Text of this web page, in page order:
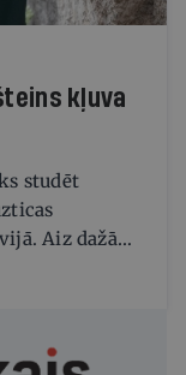
kļuva
studēt
Aiz dažām
darba,